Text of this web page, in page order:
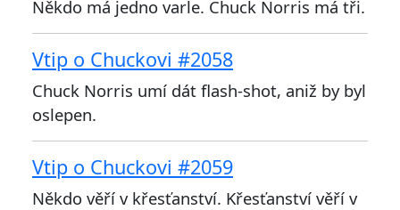
Někdo má jedno varle. Chuck Norris má tři.
Vtip o Chuckovi #2058
Chuck Norris umí dát flash-shot, aniž by byl
oslepen.
Vtip o Chuckovi #2059
Někdo věří v křesťanství. Křesťanství věří v